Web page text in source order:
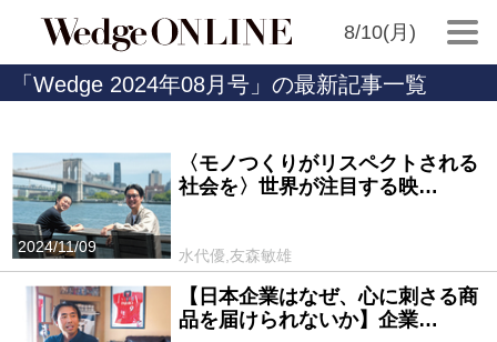
8/10(月)
「Wedge 2024年08月号」の最新記事一覧
2024/11/09
〈モノつくりがリスペクトされる
社会を〉世界が注目する映…
水代優,友森敏雄
【日本企業はなぜ、心に刺さる商
品を届けられないか】企業…